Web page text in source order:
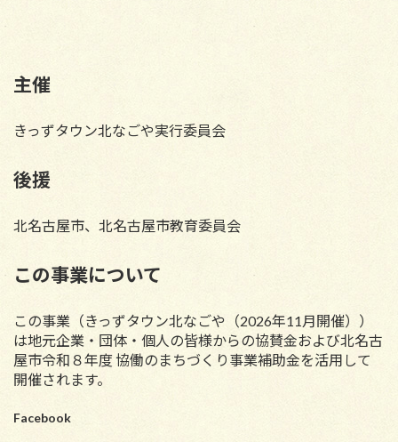
主催
きっずタウン北なごや実行委員会
後援
北名古屋市、北名古屋市教育委員会
この事業について
この事業（きっずタウン北なごや （2026年11月開催） ）
は地元企業・団体・個人の皆様からの協賛金および北名古
屋市令和８年度 協働のまちづくり事業補助金を活用して
開催されます。
Facebook